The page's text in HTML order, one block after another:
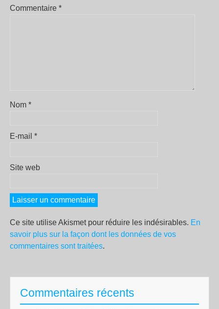
Commentaire *
Nom *
E-mail *
Site web
Ce site utilise Akismet pour réduire les indésirables. En
savoir plus sur la façon dont les données de vos
commentaires sont traitées.
Commentaires récents